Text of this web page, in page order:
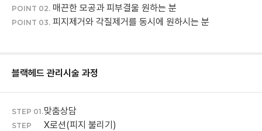
POINT 02. 매끈한 모공과 피부결울 원하는 분
POINT 03. 피지제거와 각질제거를 동시에 원하시는 분
블랙헤드 관리 시술 과정
STEP 01.맞춤상담
STEP
X로션(피지 불리기)